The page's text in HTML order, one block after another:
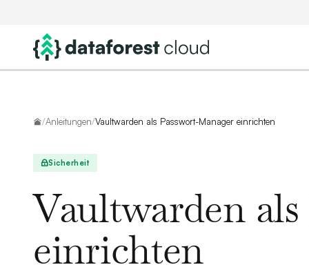
Startseite
/Anleitungen/Vaultwarden als Passwort-Manager einrichten
Sicherheit
Vaultwarden
einrichten